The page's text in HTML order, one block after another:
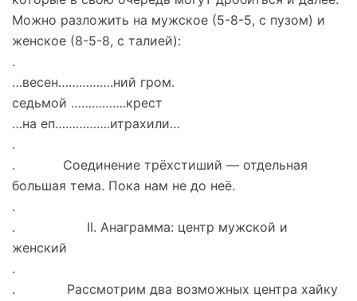
Можно разложить на мужское (5-8-5, с пузом) и
женское (8-5-8, с талией):
.
…весен…………….ний гром.
седьмой …………….крест
…на еп…………….итрахили…
.
. Соединение трёхстиший — отдельная
большая тема. Пока нам не до неё.
.
. II. Анаграмма: центр мужской и
женский
.
. Рассмотрим два возможных центра хайку